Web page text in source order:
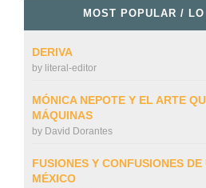
MOST POPULAR /
DERIVA
by literal-editor
MÓNICA NEPOTE Y EL ARTE
MÁQUINAS
by David Dorantes
FUSIONES Y CONFUSIONES
MÉXICO